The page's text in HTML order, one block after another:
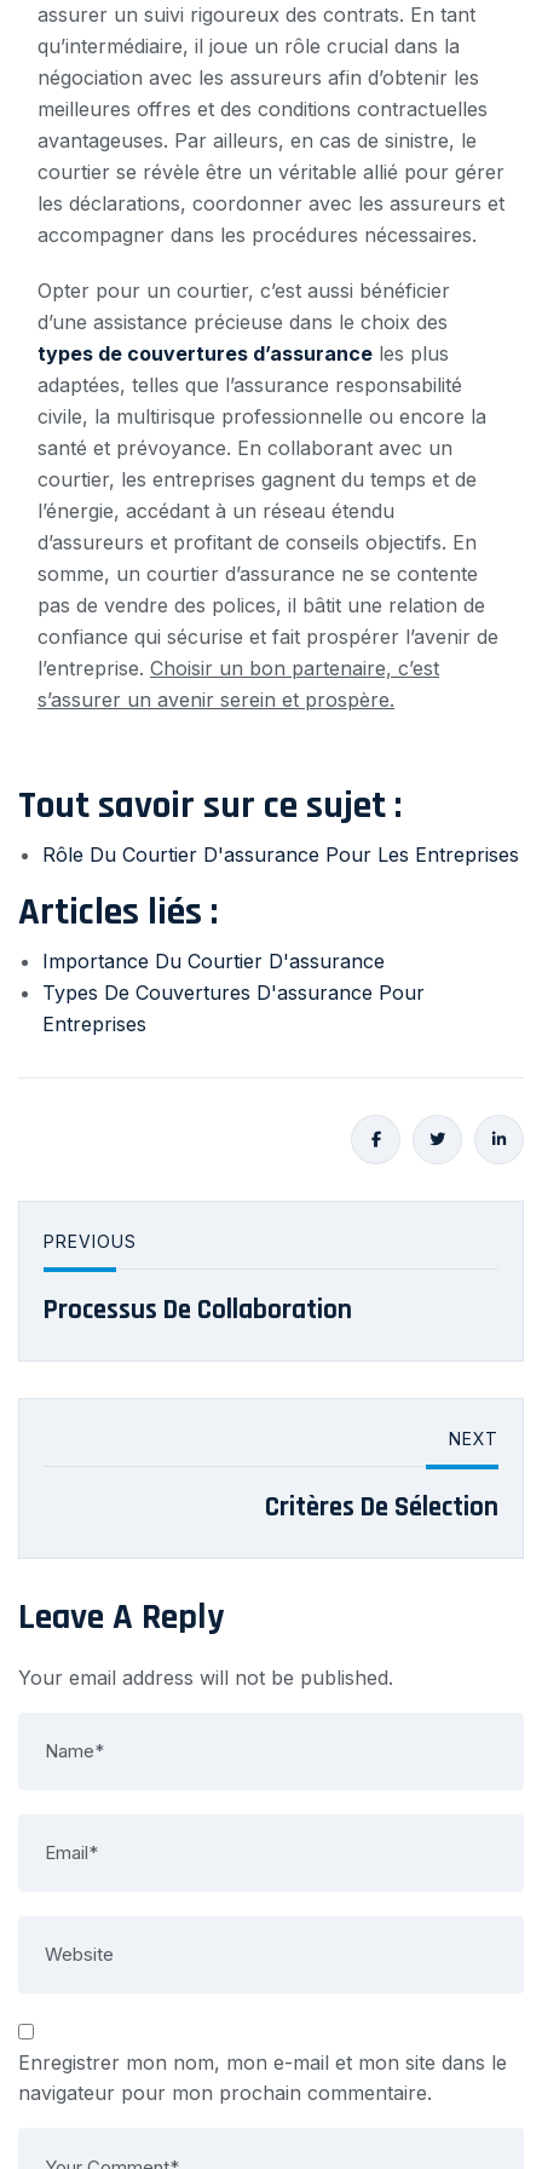
assurer un suivi rigoureux des contrats. En tant
qu’intermédiaire, il joue un rôle crucial dans la
négociation avec les assureurs afin d’obtenir les
meilleures offres et des conditions contractuelles
avantageuses. Par ailleurs, en cas de sinistre, le
courtier se révèle être un véritable allié pour gérer
les déclarations, coordonner avec les assureurs et
accompagner dans les procédures nécessaires.
Opter pour un courtier, c’est aussi bénéficier
d’une assistance précieuse dans le choix des
types de couvertures d’assurance les plus
adaptées, telles que l’assurance responsabilité
civile, la multirisque professionnelle ou encore la
santé et prévoyance. En collaborant avec un
courtier, les entreprises gagnent du temps et de
l’énergie, accédant à un réseau étendu
d’assureurs et profitant de conseils objectifs. En
somme, un courtier d’assurance ne se contente
pas de vendre des polices, il bâtit une relation de
confiance qui sécurise et fait prospérer l’avenir de
l’entreprise. Choisir un bon partenaire, c’est
s’assurer un avenir serein et prospère.
Tout savoir sur ce sujet :
Rôle Du Courtier D'assurance Pour Les Entreprises
Articles liés :
Importance Du Courtier D'assurance
Types De Couvertures D'assurance Pour
Entreprises
PREVIOUS
Processus De Collaboration
NEXT
Critères De Sélection
Leave A Reply
Your email address will not be published.
Enregistrer mon nom, mon e-mail et mon site dans le
navigateur pour mon prochain commentaire.